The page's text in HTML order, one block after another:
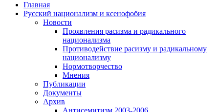
Главная
Русский национализм и ксенофобия
Новости
Проявления расизма и радикального
национализма
Противодействие расизму и радикальному
национализму
Нормотворчество
Мнения
Публикации
Документы
Архив